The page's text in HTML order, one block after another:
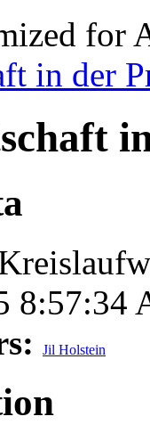
for
in der
8:57:34
Jil Holstein